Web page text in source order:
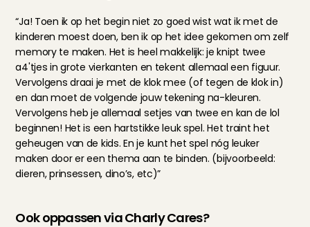
“Ja! Toen ik op het begin niet zo goed wist wat ik met de
kinderen moest doen, ben ik op het idee gekomen om zelf
memory te maken. Het is heel makkelijk: je knipt twee
a4'tjes in grote vierkanten en tekent allemaal een figuur.
Vervolgens draai je met de klok mee (of tegen de klok in)
en dan moet de volgende jouw tekening na-kleuren.
Vervolgens heb je allemaal setjes van twee en kan de lol
beginnen! Het is een hartstikke leuk spel. Het traint het
geheugen van de kids. En je kunt het spel nóg leuker
maken door er een thema aan te binden. (bijvoorbeeld:
dieren, prinsessen, dino’s, etc)”
Ook oppassen via Charly Cares?